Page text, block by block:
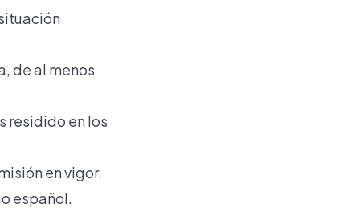
de al menos
residido en los
en vigor.
español.